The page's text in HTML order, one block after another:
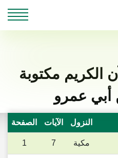
مكتوبة
أبي عمرو
النزول الآيات الصفحة
مكية 7
1